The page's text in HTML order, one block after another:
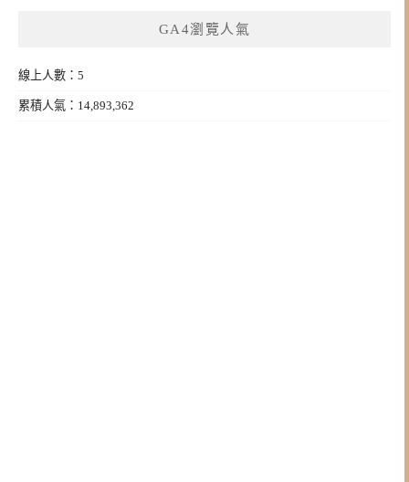
GA4瀏覽人氣
線上人數：5
累積人氣：14,893,362